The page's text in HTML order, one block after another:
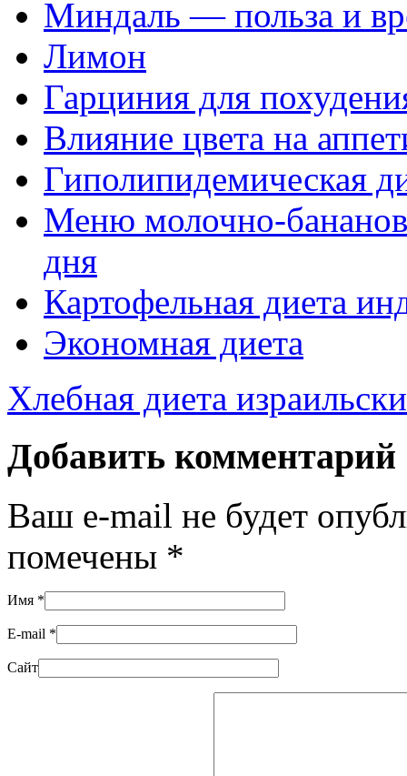
Миндаль — польза и
Лимон
Гарциния для
Влияние цвета на
Гиполипидемическая
Меню молочно-
дня
Картофельная диета
Экономная диета
Хлебная диета
Добавить комментарий
Ваш e-mail не будет
помечены *
Имя *
E-mail *
Сайт